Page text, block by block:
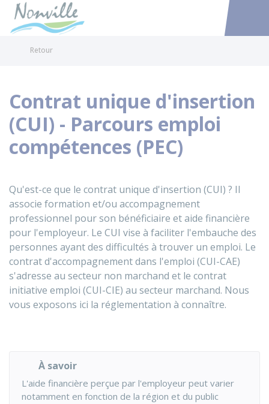
Accéder
Retour
Contrat unique d'insertion
(CUI) - Parcours emploi
compétences (PEC)
Qu'est-ce que le contrat unique d'insertion (CUI) ? Il
associe formation et/ou accompagnement
professionnel pour son bénéficiaire et aide financière
pour l'employeur. Le CUI vise à faciliter l'embauche des
personnes ayant des difficultés à trouver un emploi. Le
contrat d'accompagnement dans l'emploi (CUI-CAE)
s'adresse au secteur non marchand et le contrat
initiative emploi (CUI-CIE) au secteur marchand. Nous
vous exposons ici la réglementation à connaître.
À savoir
L'aide financière perçue par l'employeur peut varier
notamment en fonction de la région et du public